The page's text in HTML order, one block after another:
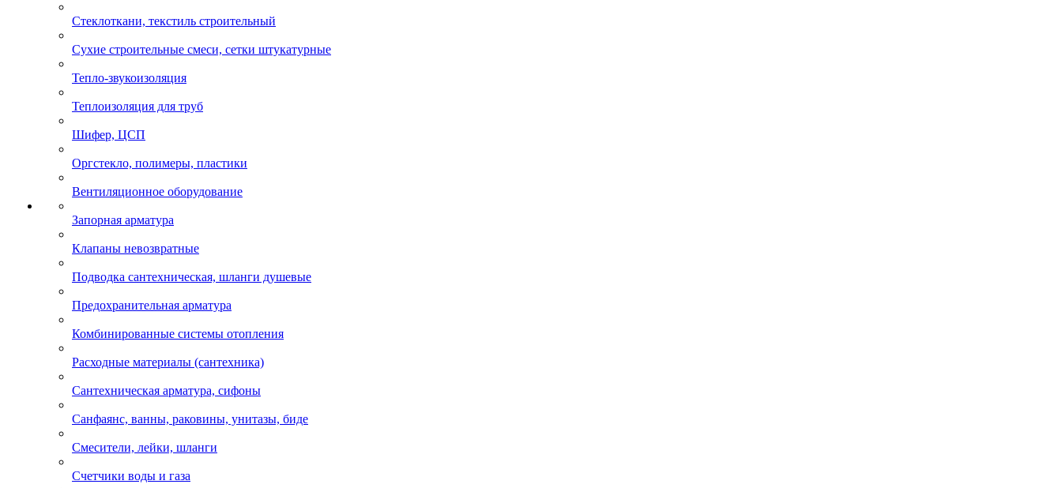
Стеклоткани, текстиль строительный
Сухие строительные смеси, сетки штукатурные
Тепло-звукоизоляция
Теплоизоляция для труб
Шифер, ЦСП
Оргстекло, полимеры, пластики
Вентиляционное оборудование
Запорная арматура
Клапаны невозвратные
Подводка сантехническая, шланги душевые
Предохранительная арматура
Комбинированные системы отопления
Расходные материалы (сантехника)
Сантехническая арматура, сифоны
Санфаянс, ванны, раковины, унитазы, биде
Смесители, лейки, шланги
Счетчики воды и газа